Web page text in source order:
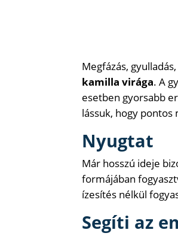
Megfázás,
kamilla virága. A
esetben gyorsabb
lássuk, hogy pontos
Nyugtat
Már hosszú ideje
formájában
ízesítés nélkül
Segíti az